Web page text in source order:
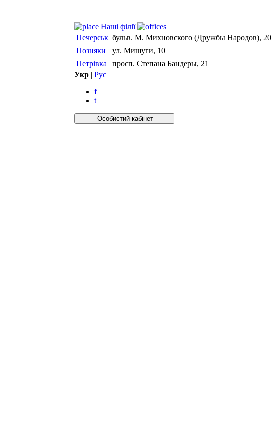
Нашi фiлiї
Печерськ бульв. М. Михновского (Дружбы Народов), 20
Позняки
ул. Мишуги, 10
Петрівка
просп. Степана Бандеры, 21
Укр | Рус
f
t
Особистий кабiнет